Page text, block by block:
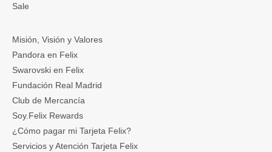
Sale
Misión, Visión y Valores
Pandora en Felix
Swarovski en Felix
Fundación Real Madrid
Club de Mercancía
Soy.Felix Rewards
¿Cómo pagar mi Tarjeta Felix?
Servicios y Atención Tarjeta Felix